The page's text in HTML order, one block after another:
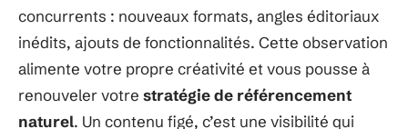
concurrents : nouveaux formats, angles éditoriaux
inédits, ajouts de fonctionnalités. Cette observation
alimente votre propre créativité et vous pousse à
renouveler votre stratégie de référencement
naturel. Un contenu figé, c’est une visibilité qui